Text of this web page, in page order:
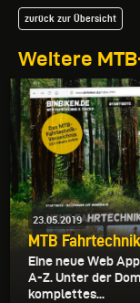
Weitere
zurück zur Übersicht
23.05.2019
MTB
Eine neue Web
A-Z. Unter der
komplettes...